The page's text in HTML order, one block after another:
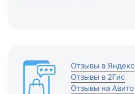
Отзывы в Яндекс
Отзывы в 2Гис
Отзывы на Авито